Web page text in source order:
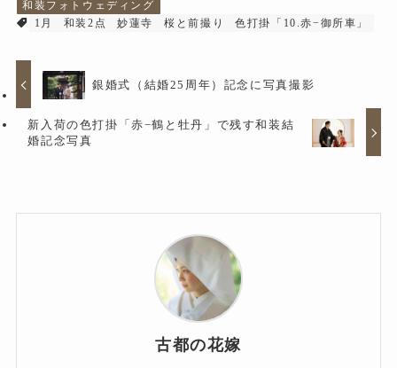
和装フォトウェディング
1月
和装2点 妙蓮寺 桜と前撮り 色打掛「10.赤−御所車」
銀婚式（結婚25周年）記念に写真撮影
新入荷の色打掛「赤−鶴と牡丹」で残す和装結
婚記念写真
古都の花嫁